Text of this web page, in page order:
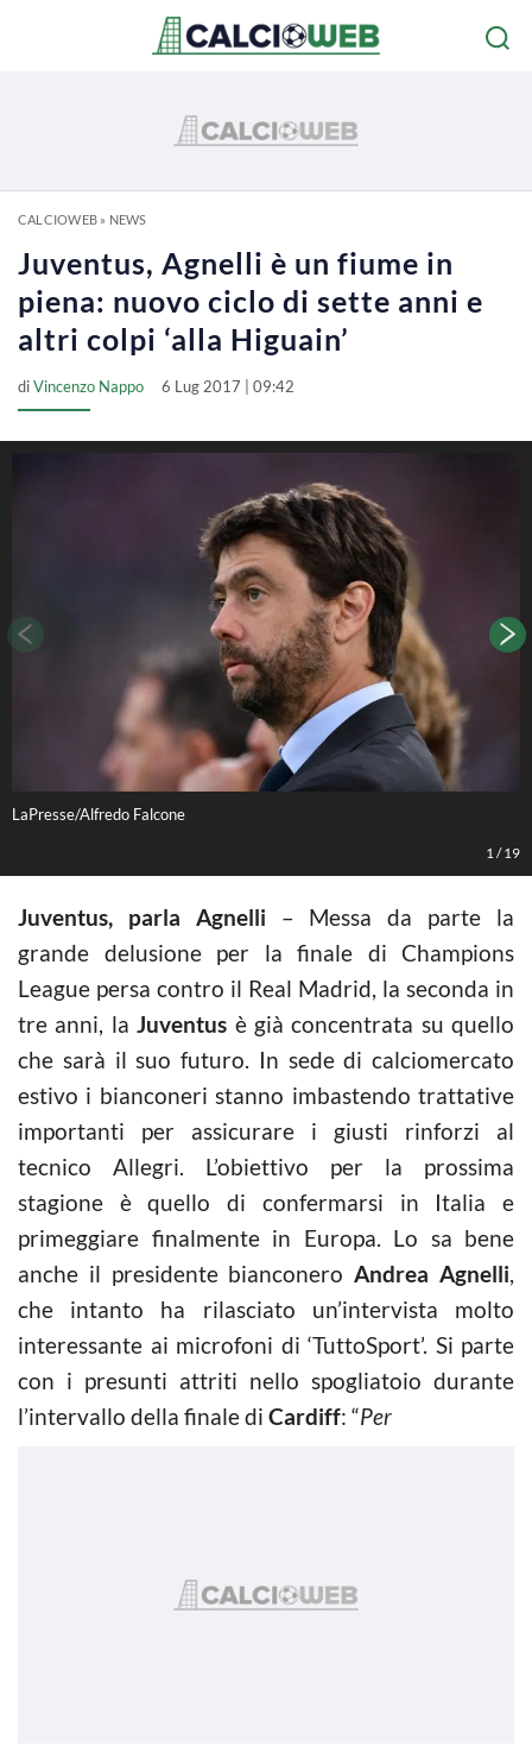
CALCIOWEB» NEWS
Juventus, Agnelli è un fiume in
piena: nuovo ciclo di sette anni e
altri colpi ‘alla Higuain’
diVincenzo Nappo 6 Lug 2017 | 09:42
LaPresse/Alfredo Falcone
1 /19
Juventus, parla Agnelli – Messa da parte la
grande delusione per la finale di Champions
League persa contro il Real Madrid, la seconda in
tre anni, laJuventus è già concentrata su quello
che sarà il suo futuro. In sede di calciomercato
estivo i bianconeri stanno imbastendo trattative
importanti per assicurare i giusti rinforzi al
tecnico Allegri. L’obiettivo per la prossima
stagione è quello di confermarsi in Italia e
primeggiare finalmente in Europa. Lo sa bene
anche il presidente bianconeroAndrea Agnelli,
che intanto ha rilasciato un’intervista molto
interessante ai microfoni di ‘TuttoSport’. Si parte
con i presunti attriti nello spogliatoio durante
l’intervallo della finale di Cardiff: “Per